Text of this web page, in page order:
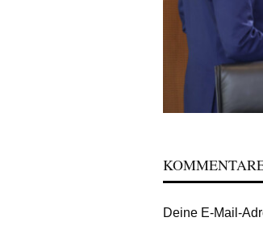
Deine E-Mail-